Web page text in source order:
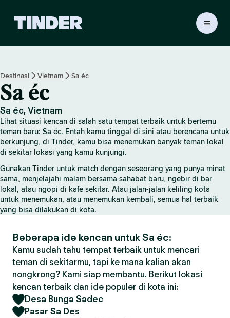
d
n
d
e
r
Destinasi Vietnam Sa éc
Sa éc
Sa éc, Vietnam
Lihat situasi kencan di salah satu tempat terbaik untuk bertemu
teman baru: Sa éc. Entah kamu tinggal di sini atau berencana untuk
berkunjung, di Tinder, kamu bisa menemukan banyak teman lokal
di sekitar lokasi yang kamu kunjungi.
Gunakan Tinder untuk match dengan seseorang yang punya minat
sama, menjelajahi malam bersama sahabat baru, ngebir di bar
lokal, atau ngopi di kafe sekitar. Atau jalan-jalan keliling kota
untuk menemukan, atau menemukan kembali, semua hal terbaik
yang bisa dilakukan di kota.
Beberapa ide kencan untuk Sa éc:
Kamu sudah tahu tempat terbaik untuk mencari
teman di sekitarmu, tapi ke mana kalian akan
nongkrong? Kami siap membantu. Berikut lokasi
kencan terbaik dan ide populer di kota ini:
Desa Bunga Sadec
Pasar Sa Des